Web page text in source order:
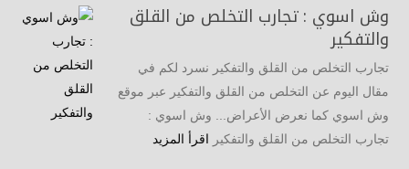
وش اسوي : تجارب التخلص من القلق
والتفكير
تجارب التخلص من القلق والتفكير نسرد لكم في
مقال اليوم عن التخلص من القلق والتفكير عبر موقع
وش اسوي كما نعرض الأعراض... وش اسوي :
تجارب التخلص من القلق والتفكير اقرأ المزيد